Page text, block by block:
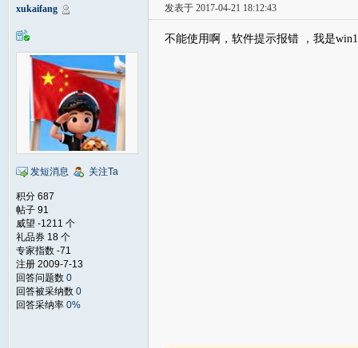
xukaifang
发短消息 关注Ta
积分 687
帖子 91
威望 -1211 个
礼品券 18 个
专家指数 -71
注册 2009-7-13
回答问题数 0
回答被采纳数 0
回答采纳率 0%
发表于 2017-04-21 18:12:43
不能使用啊，软件提示报错 ，我是